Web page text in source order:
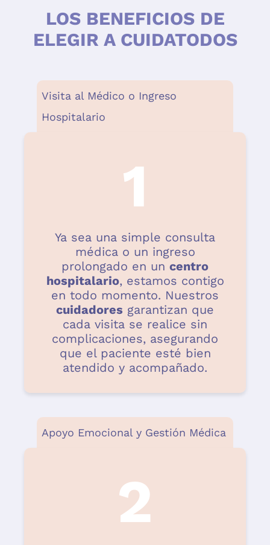
LOS BENEFICIOS DE
ELEGIR A CUIDATODOS
Visita al Médico o Ingreso
Hospitalario
1
Ya sea una simple consulta
médica o un ingreso
prolongado en un centro
hospitalario, estamos contigo
en todo momento. Nuestros
cuidadores garantizan que
cada visita se realice sin
complicaciones, asegurando
que el paciente esté bien
atendido y acompañado.
Apoyo Emocional y Gestión Médica
2